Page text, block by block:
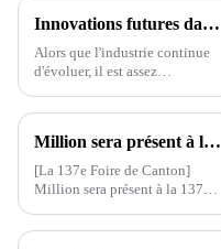
imperméable, par exemple.
Innovations futures dans la technologie des bâches PE pour l'industrie 2025
Alors que l'industrie continue
d'évoluer, il est assez
les futures innovations dans la
vont vraiment bouleverser les
choses.
Million sera présent à la 137e Foire de Canton en 2025, apportant des bâches en PE, PP, PVC, des filets pare-soleil, du gazon artificiel et d'autres produits ainsi que des solutions de bâches personnalisées
[La 137e Foire de Canton]
Million sera présent à la 137e
apportant des bâches en PE, PP,